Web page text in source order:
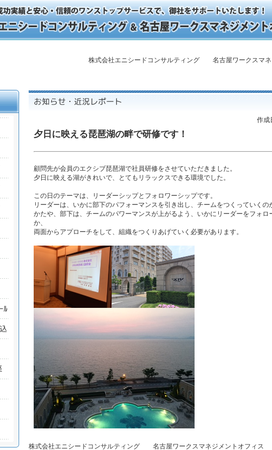
株式会社エニシードコンサルティング 名古屋ワークスマネ
作成
夕日に映える琵琶湖の畔で研修です！
顧問先が会員のエクシブ琵琶湖で社員研修をさせていただきました。
夕日に映える湖がきれいで、とてもリラックスできる環境でした。
この日のテーマは、リーダーシップとフォロワーシップです。
リーダーは、いかに部下のパフォーマンスを引き出し、チームをつくっていくの
かたや、部下は、チームのパワーマンスが上がるよう、いかにリーダーをフォロ
か、
両面からアプローチをして、組織をつくりあげていく必要があります。
株式会社エニシードコンサルティング 名古屋ワークスマネジメントオフィス